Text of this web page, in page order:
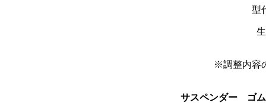
型
※調整内容
サスペンダー ゴ